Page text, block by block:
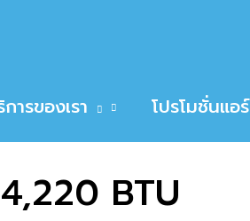
ารของเรา โปรโมชั่นแอร์
BTU